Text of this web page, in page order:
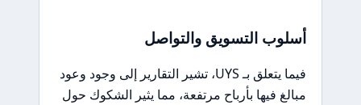
أسلوب التسويق والتواصل
فيما يتعلق بـ UYS، تشير التقارير إلى وجود وعود
مبالغ فيها بأرباح مرتفعة، مما يثير الشكوك حول